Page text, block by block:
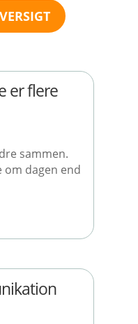
er flere
sammen.
dagen end